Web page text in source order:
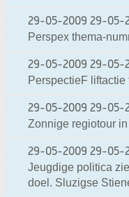
29-05-2009 29-05-
Perspex thema-
29-05-2009 29-05-
PerspectieF
29-05-2009 29-05-
Zonnige regiotour
29-05-2009 29-05-
Jeugdige politica
doel. Sluzigse